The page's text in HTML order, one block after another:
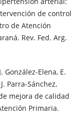
de control
de Atención
Rev. Fed. Arg.
González-Elena, E.
Parra-Sánchez,
mejora de calidad
Primaria.